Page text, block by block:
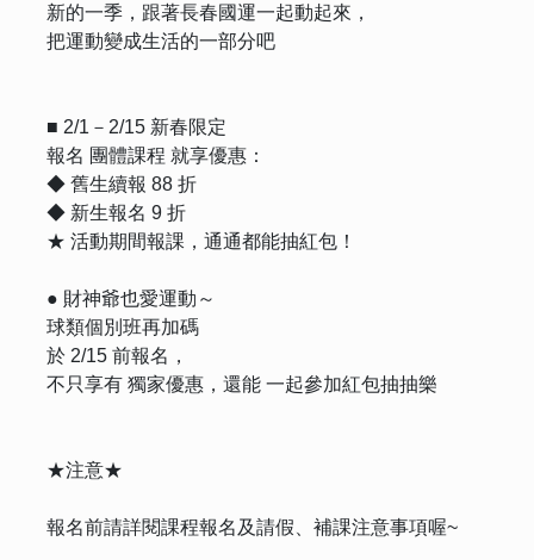
新的一季，跟著長春國運一起動起來，
把運動變成生活的一部分吧
■ 2/1－2/15 新春限定
報名 團體課程 就享優惠：
◆ 舊生續報 88 折
◆ 新生報名 9 折
★ 活動期間報課，通通都能抽紅包！
● 財神爺也愛運動～
球類個別班再加碼
於 2/15 前報名，
不只享有 獨家優惠，還能 一起參加紅包抽抽樂
★注意★
報名前請詳閱課程報名及請假、補課注意事項喔~